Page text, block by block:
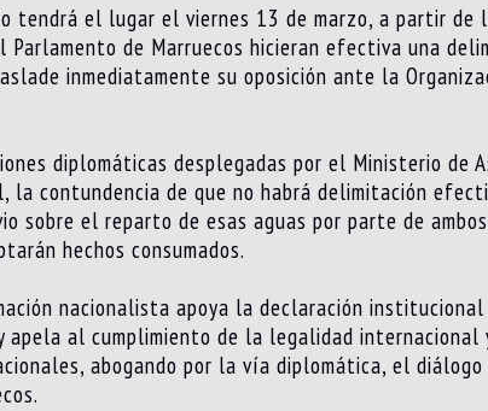
tendrá el lugar el viernes 13 de marzo, a partir de
Parlamento de Marruecos hicieran efectiva una
inmediatamente su oposición ante la
diplomáticas desplegadas por el Ministerio de
la contundencia de que no habrá delimitación
sobre el reparto de esas aguas por parte de
hechos consumados.
nacionalista apoya la declaración institucional
apela al cumplimiento de la legalidad
abogando por la vía diplomática, el